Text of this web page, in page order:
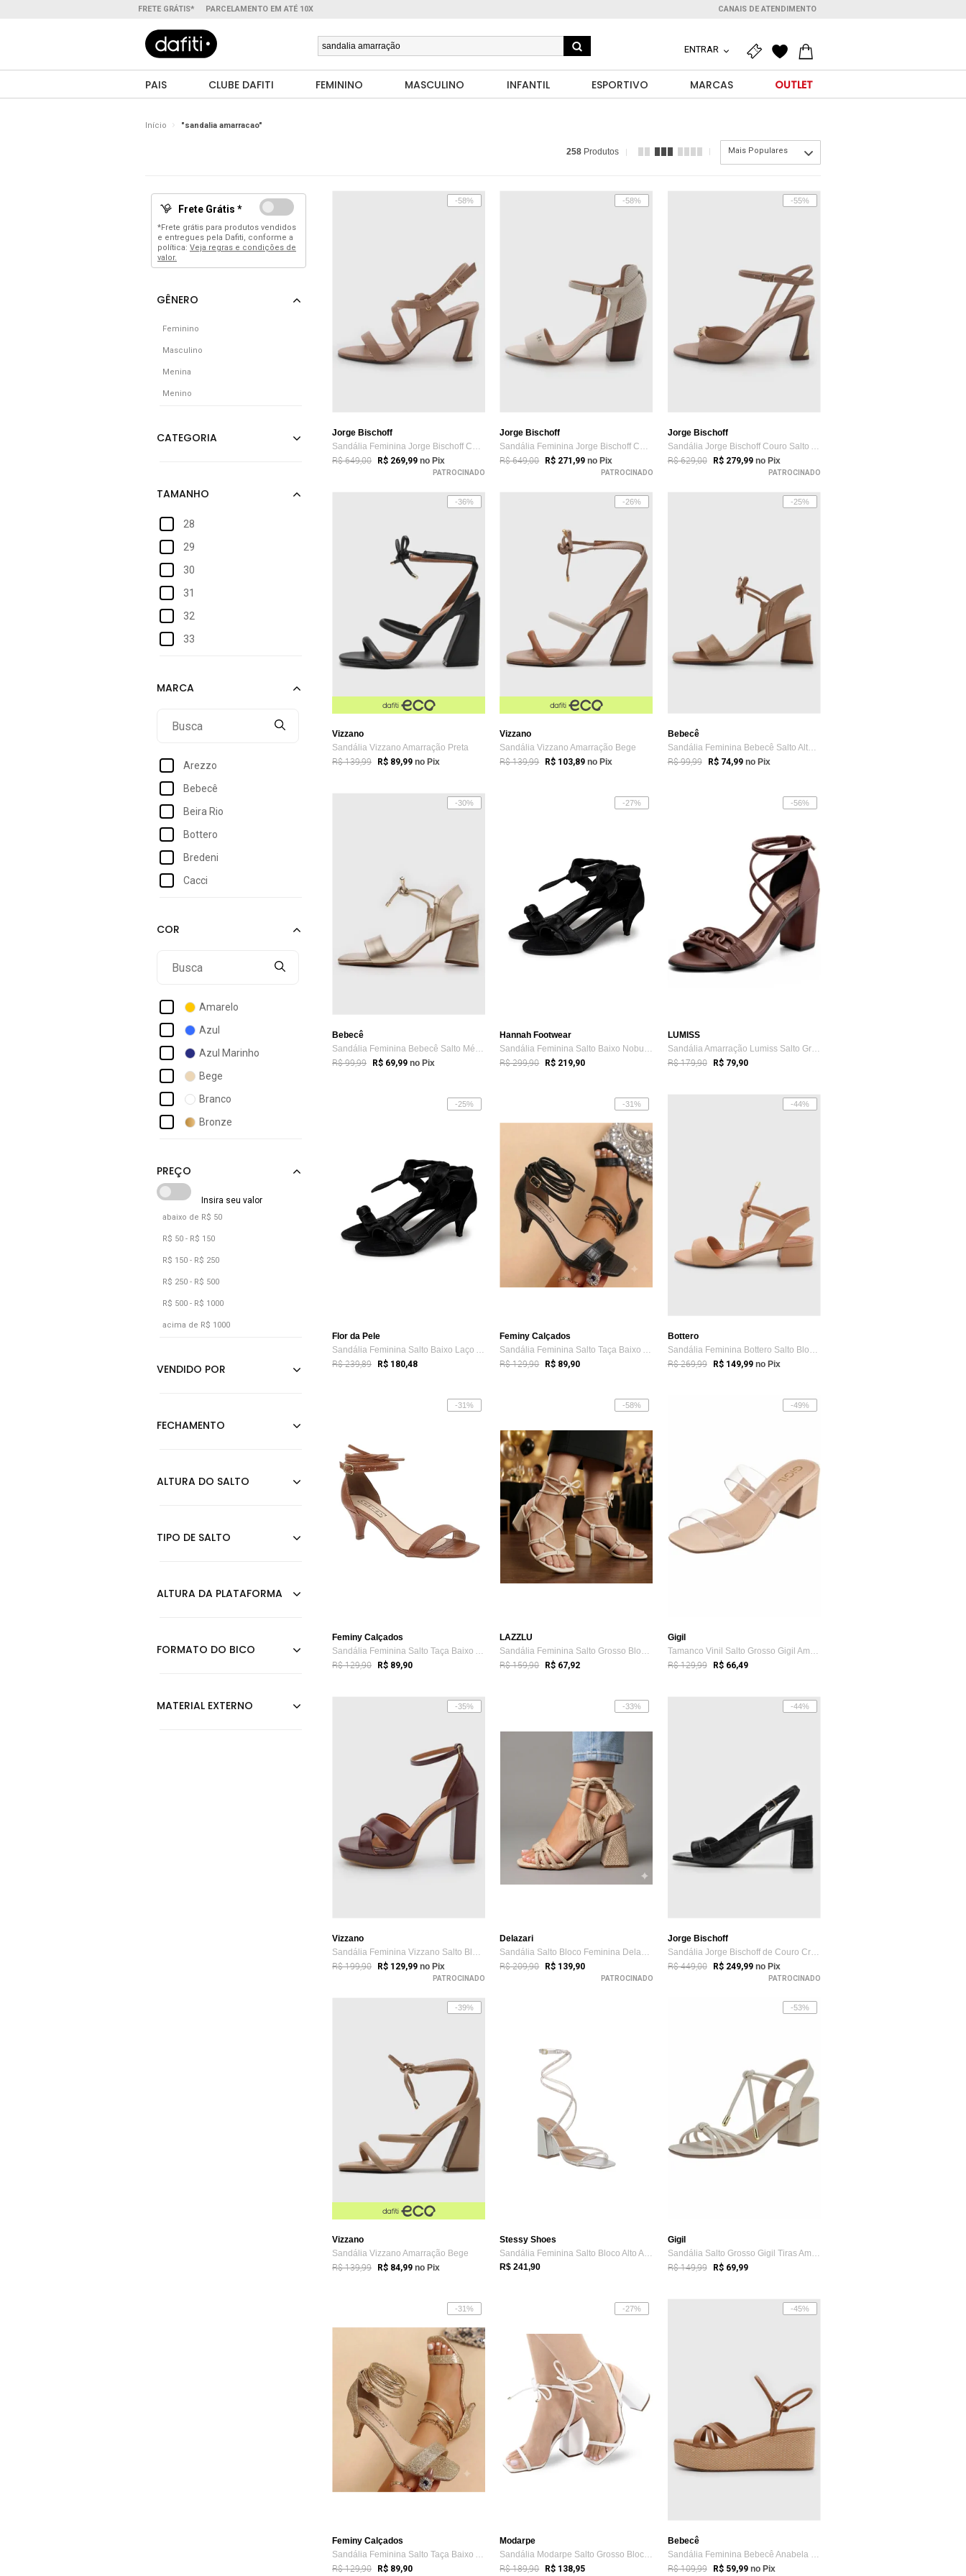
FRETE GRÁTIS* PARCELAMENTO EM ATÉ 10X CANAIS DE ATENDIMENTO
ENTRAR
PAIS CLUBE DAFITI FEMININO MASCULINO INFANTIL ESPORTIVO MARCAS OUTLET
Início "sandalia amarracao"
258 Produtos Mais Populares
Frete Grátis *
*Frete grátis para produtos vendidos
e entregues pela Dafiti, conforme a
política: Veja regras e condições de
valor.
Feminino
Masculino
Menina
Menino
28
29
30
31
32
33
35
37
Arezzo
Bebecê
Beira Rio
Bottero
Bredeni
Cacci
Ellas Online
LÓris Shoes
Amarelo
Azul
Azul Marinho
Bege
Branco
Bronze
Cinza
Cobre
Dourado
Marrom
Multicolorido
Nude
Pink
Prata Velho
abaixo de R$ 50
R$ 50 - R$ 150
R$ 150 - R$ 250
R$ 250 - R$ 500
R$ 500 - R$ 1000
acima de R$ 1000
-58%
Jorge Bischoff
Sandália Feminina Jorge Bischoff Couro S...
R$ 649,00 R$ 269,99 no Pix
PATROCINADO
-58%
Jorge Bischoff
Sandália Feminina Jorge Bischoff Couro S...
R$ 649,00 R$ 271,99 no Pix
PATROCINADO
-55%
Jorge Bischoff
Sandália Jorge Bischoff Couro Salto Alto Nude
R$ 629,00 R$ 279,99 no Pix
PATROCINADO
-36%
Vizzano
Sandália Vizzano Amarração Preta
R$ 139,99 R$ 89,99 no Pix
-26%
Vizzano
Sandália Vizzano Amarração Bege
R$ 139,99 R$ 103,89 no Pix
-25%
Bebecê
Sandália Feminina Bebecê Salto Alto Amar...
R$ 99,99 R$ 74,99 no Pix
-30%
Bebecê
Sandália Feminina Bebecê Salto Médio Ama...
R$ 99,99 R$ 69,99 no Pix
-27%
Hannah Footwear
Sandália Feminina Salto Baixo Nobucado P...
R$ 299,90 R$ 219,90
-56%
LUMISS
Sandália Amarração Lumiss Salto Grosso A...
R$ 179,90 R$ 79,90
-25%
Flor da Pele
Sandália Feminina Salto Baixo Laço Amar...
R$ 239,89 R$ 180,48
-31%
Feminy Calçados
Sandália Feminina Salto Taça Baixo Amarr...
R$ 129,90 R$ 89,90
-44%
Bottero
Sandália Feminina Bottero Salto Bloco Am...
R$ 269,99 R$ 149,99 no Pix
-31%
Feminy Calçados
Sandália Feminina Salto Taça Baixo Amarr...
R$ 129,90 R$ 89,90
-58%
LAZZLU
Sandália Feminina Salto Grosso Bloco Méd...
R$ 159,90 R$ 67,92
-49%
Gigil
Tamanco Vinil Salto Grosso Gigil Amarra...
R$ 129,99 R$ 66,49
-35%
Vizzano
Sandália Feminina Vizzano Salto Bloco Burgundy
R$ 199,90 R$ 129,99 no Pix
PATROCINADO
-33%
Delazari
Sandália Salto Bloco Feminina Delazari L...
R$ 209,90 R$ 139,90
PATROCINADO
-44%
Jorge Bischoff
Sandália Jorge Bischoff de Couro Croco Preta
R$ 449,00 R$ 249,99 no Pix
PATROCINADO
-39%
Vizzano
Sandália Vizzano Amarração Bege
R$ 139,99 R$ 84,99 no Pix
Stessy Shoes
Sandália Feminina Salto Bloco Alto Amarr...
R$ 241,90
-53%
Gigil
Sandália Salto Grosso Gigil Tiras Amarra...
R$ 149,99 R$ 69,99
-31%
Feminy Calçados
Sandália Feminina Salto Taça Baixo Amarr...
R$ 129,90 R$ 89,90
-27%
Modarpe
Sandália Modarpe Salto Grosso Bloco Amar...
R$ 189,90 R$ 138,95
-45%
Bebecê
Sandália Feminina Bebecê Anabela Tiras A...
R$ 109,99 R$ 59,99 no Pix